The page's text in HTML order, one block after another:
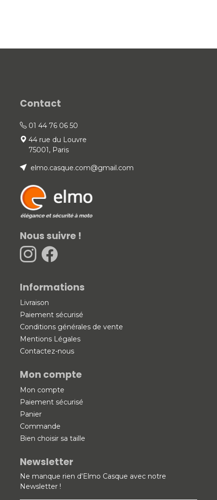
Contact
01 44 76 06 50
44 rue du Louvre
75001, Paris
elmo.casque.com@gmail.com
Nous suivre !
Informations
Livraison
Paiement sécurisé
Conditions générales de vente
Mentions Légales
Contactez-nous
Mon compte
Mon compte
Paiement sécurisé
Panier
Commande
Bien choisir sa taille
Newsletter
Ne manque rien d'Elmo Casque avec notre
Newsletter !